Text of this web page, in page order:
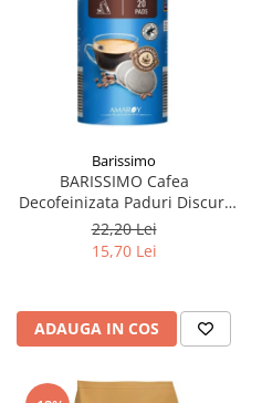
Barissimo
BARISSIMO Cafea
Decofeinizata Paduri Discuri
Senseo 62mm Monodoze
20buc - 140g
22,20 Lei
15,70 Lei
ADAUGA IN COS